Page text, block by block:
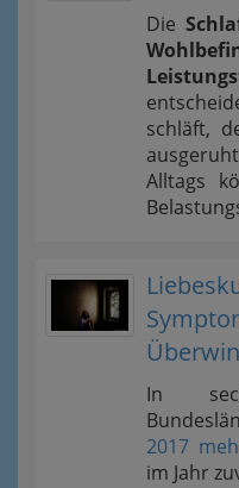
Die
schläft,
Alltags
In
2017
im Jahr